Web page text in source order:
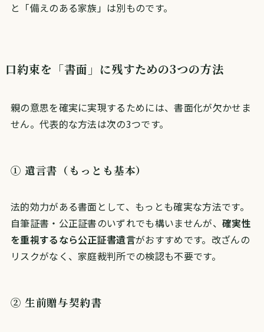
と「備えのある家族」は別ものです。
口約束を「書面」に残すための3つの方法
親の意思を確実に実現するためには、書面化が欠かせま
せん。代表的な方法は次の3つです。
① 遺言書（もっとも基本）
法的効力がある書面として、もっとも確実な方法です。
自筆証書・公正証書のいずれでも構いませんが、 確実性
を重視するなら公正証書遺言がおすすめです。改ざんの
リスクがなく、家庭裁判所での検認も不要です。
② 生前贈与契約書